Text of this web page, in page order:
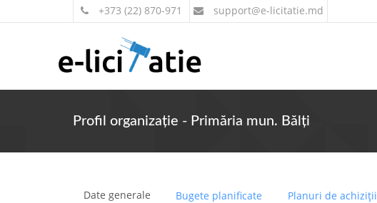
+373 (22) 870-971 support@e-licitatie.md
Profil organizație - Primăria mun. Bălți
Date generale Bugete planificate Planuri de achiziții